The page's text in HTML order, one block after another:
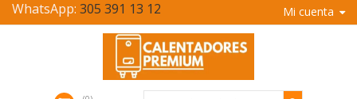
Mi cuenta
WhatsApp: 305 391 13 12